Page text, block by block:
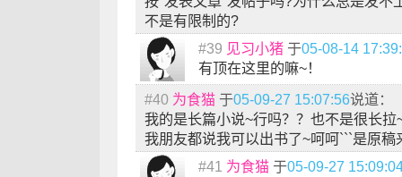
不是有限制的?
#39 见习小猪 于05-08-14
有顶在这里的嘛~！
#40 为食猫 于05-09-27 15:07:56说道：
我的是长篇小说~行吗？？也不是很长拉
我朋友都说我可以出书了~呵呵```是原稿
#41 为食猫 于05-09-27